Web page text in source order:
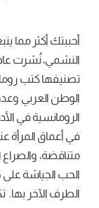
أحببتك أكثر مما
تصنيفها كتب
الوطن العربي
الرومانسية في
في أعماق المرأة
متناقضة،
الحب الجياشة على
الطرف الآخر بها.